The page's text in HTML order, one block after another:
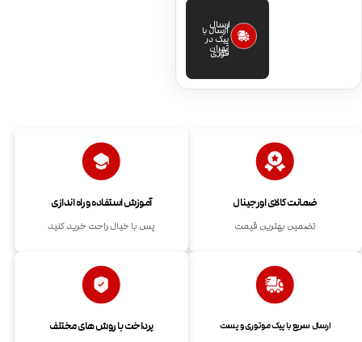
ارسال
فوری
ارسال با
پیک در
تهران
ضمانت کالای اورجینال
تضمین بهترین قیمت
آموزش استفاده و راه اندازی
پس با خیال راحت خرید کنید
ارسال سریع با پیک موتوری و پست پرداخت با روش های مختلف